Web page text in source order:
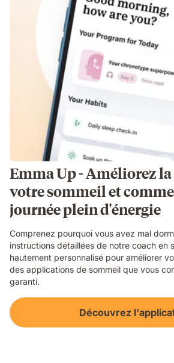
Emma Up - Améliorez
votre sommeil et
journée plein d'énergie
Comprenez pourquoi vous avez mal
instructions détaillées de notre coach en
hautement personnalisé pour améliorer
des applications de sommeil que vous
garanti.
Découvrez